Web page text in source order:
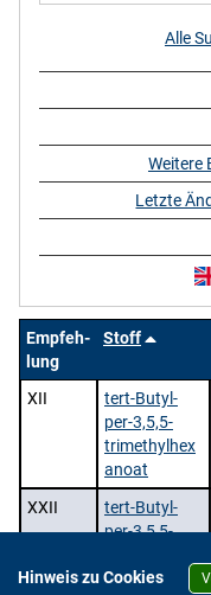
Empfeh-
lung
Stoff
XII
tert-Butyl-
per-3,5,5-
trimethylhex
anoat
XXII
tert-Butyl-
per-3,5,5-
anoat
Alle
Weitere
Letzte
Hinweis zu Cookies